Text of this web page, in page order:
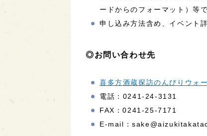
ードからのフォーマット）等
申し込み方法含め、イベント
◎お問い合わせ先
喜多方酒蔵探訪のんびりウォ
電話：0241-24-3131
FAX：0241-25-7171
E-mail：